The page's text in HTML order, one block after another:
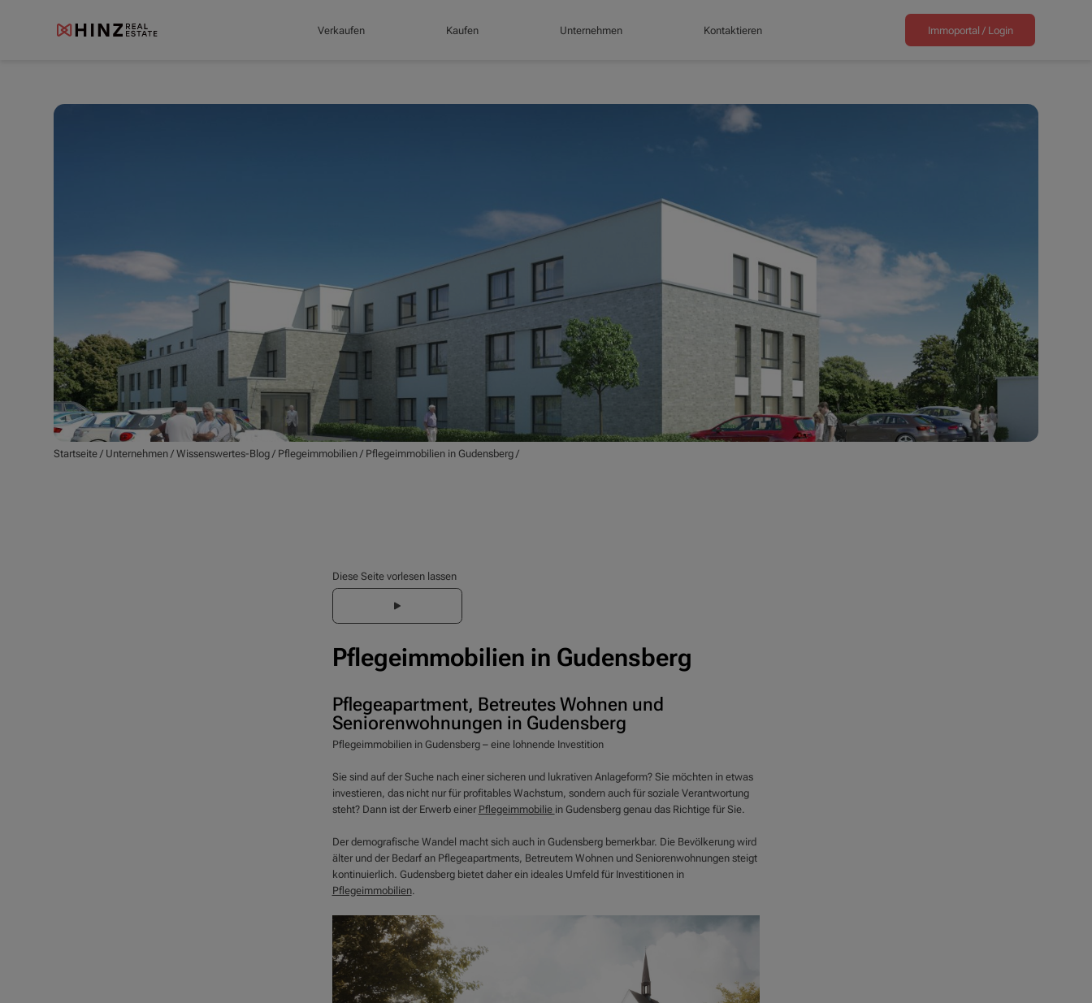
Verkaufen Kaufen Unternehmen Kontaktieren Immoportal / Login
Startseite / Unternehmen /Wissenswertes-Blog / Pflegeimmobilien / Pflegeimmobilien in Gudensberg /
Diese Seite vorlesen lassen
Pflegeimmobilien in Gudensberg
Pflegeapartment, Betreutes Wohnen und
Seniorenwohnungen in Gudensberg
Pflegeimmobilien in Gudensberg – eine lohnende Investition
Sie sind auf der Suche nach einer sicheren und lukrativen Anlageform? Sie möchten in etwas
investieren, das nicht nur für profitables Wachstum, sondern auch für soziale Verantwortung
steht? Dann ist der Erwerb einer Pflegeimmobilie in Gudensberg genau das Richtige für Sie.
Der demografische Wandel macht sich auch in Gudensberg bemerkbar. Die Bevölkerung wird
älter und der Bedarf an Pflegeapartments, Betreutem Wohnen und Seniorenwohnungen steigt
kontinuierlich. Gudensberg bietet daher ein ideales Umfeld für Investitionen in
Pflegeimmobilien.